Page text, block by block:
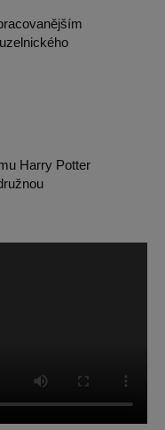
Harry Potter